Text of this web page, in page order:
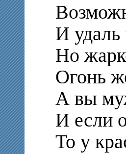
И
Но
Огонь
А вы
И если
То у